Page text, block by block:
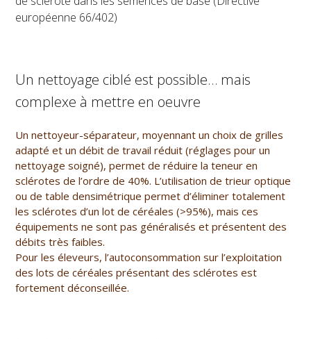
européenne 66/402)
Un nettoyage ciblé est possible… mais
complexe à mettre en oeuvre
Un nettoyeur-séparateur, moyennant un choix de grilles
adapté et un débit de travail réduit (réglages pour un
nettoyage soigné), permet de réduire la teneur en
sclérotes de l’ordre de 40%. L’utilisation de trieur optique
ou de table densimétrique permet d’éliminer totalement
les sclérotes d’un lot de céréales (>95%), mais ces
équipements ne sont pas généralisés et présentent des
débits très faibles.
Pour les éleveurs, l’autoconsommation sur l’exploitation
des lots de céréales présentant des sclérotes est
fortement déconseillée.